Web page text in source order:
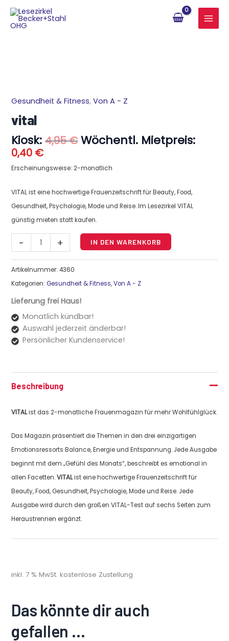
Zum
Inhalt
springen
Gesundheit & Fitness,Von A - Z
vital
Kiosk: 4,95€
Ursprünglicher
4,95 €
Wöchentl. Mietpreis:
0,40 €
Aktueller
0,40 €.
Erscheinungsweise: 2-monatlich
VITAL ist eine hochwertige Frauenzeitschrift für Beauty, Food,
Gesundheit, Psychologie, Mode und Reise. Im Lesezirkel VITAL
günstig mieten statt kaufen.
-
vital
Menge
+ IN DEN WARENKORB
Artikelnummer:4360
Kategorien:Gesundheit & Fitness,Von A - Z
Lieferung frei Haus!
Monatlich kündbar!
Auswahl jederzeit änderbar!
Persönlicher Kundenservice!
Beschreibung
VITAList das 2-monatliche Frauenmagazin für mehr Wohlfühlglück.
Das Magazin präsentiert die Themen in den drei einzigartigen
Emotionsressorts Balance, Energie und Entspannung. Jede Ausgabe
beginnt mit dem „Gefühl des Monats“, beschreibt es emotional in
allen Facetten.VITAList eine hochwertige Frauenzeitschrift für
Beauty, Food, Gesundheit, Psychologie, Mode und Reise. Jede
Ausgabe wird durch den großen VITAL-Test auf sechs Seiten zum
Heraustrennen ergänzt.
inkl. 7 % MwSt. kostenlose Zustellung
Das könnte dir auch
gefallen …